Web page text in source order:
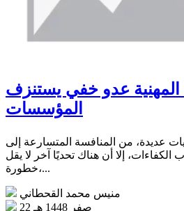
المهنية عدو خفي يستنزف
المؤسسات
عديدة، من المنافسة المتسارعة إلى
إلا أن هناك تحديًا آخر لا يقل
خطورة،...
منيس محمد القحطاني
22 صفر 1448 هـ